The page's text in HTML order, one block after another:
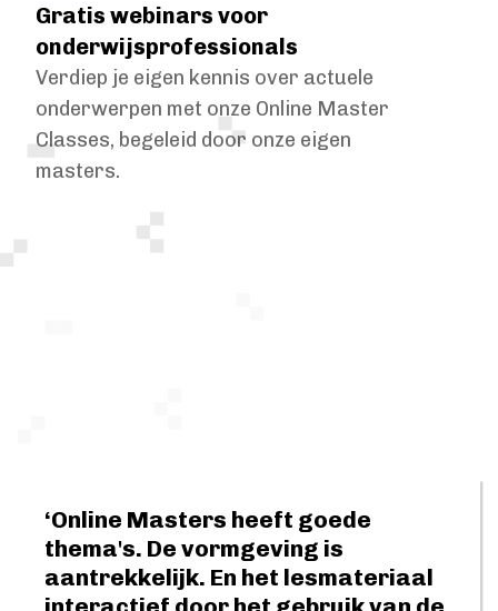
Gratis webinars voor
onderwijsprofessionals
Verdiep je eigen kennis over actuele
onderwerpen met onze Online Master
Classes, begeleid door onze eigen
masters.
‘Online Masters heeft goede
thema's. De vormgeving is
aantrekkelijk. En het lesmateriaal